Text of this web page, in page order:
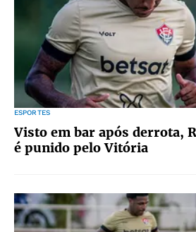
ESPORTES
Visto em bar após derrota,
é punido pelo Vitória